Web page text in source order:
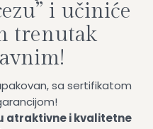
i učiniće
trenutak
sa sertifikatom
atraktivne i kvalitetne